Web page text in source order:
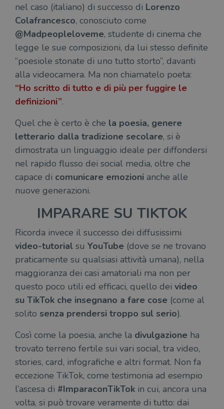
nel caso (italiano) di successo di Lorenzo
Colafrancesco, conosciuto come
@Madpeopleloveme, studente di cinema che
legge le sue composizioni, da lui stesso definite
“poesiole stonate di uno tutto storto”, davanti
alla videocamera. Ma non chiamatelo poeta:
“Ho scritto di tutto e di più per fuggire le
definizioni”.
Quel che è certo è che la poesia, genere
letterario dalla tradizione secolare, si è
dimostrata un linguaggio ideale per diffondersi
nel rapido flusso dei social media, oltre che
capace di comunicare emozioni anche alle
nuove generazioni.
IMPARARE SU TIKTOK
Ricorda invece il successo dei diffusissimi
video-tutorial su YouTube (dove se ne trovano
praticamente su qualsiasi attività umana), nella
maggioranza dei casi amatoriali ma non per
questo poco utili ed efficaci, quello dei video
su TikTok che insegnano a fare cose (come al
solito senza prendersi troppo sul serio).
Così come la poesia, anche la divulgazione ha
trovato terreno fertile sui vari social, tra video,
stories, card, infografiche e altri format. Non fa
eccezione TikTok, come testimonia ad esempio
l’ascesa di #ImparaconTikTok in cui, ancora una
volta, si può trovare veramente di tutto: dai